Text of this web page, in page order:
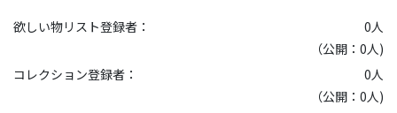
欲しい物リスト登録者： 0人
（公開：0人)
コレクション登録者：
0人
（公開：0人)